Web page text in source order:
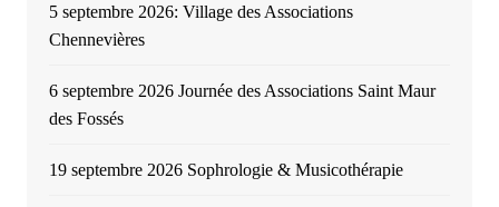
5 septembre 2026: Village des Associations
Chennevières
6 septembre 2026 Journée des Associations Saint Maur
des Fossés
19 septembre 2026 Sophrologie & Musicothérapie